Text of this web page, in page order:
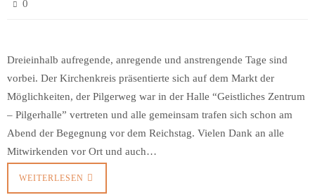
0
Dreieinhalb aufregende, anregende und anstrengende Tage sind
vorbei. Der Kirchenkreis präsentierte sich auf dem Markt der
Möglichkeiten, der Pilgerweg war in der Halle “Geistliches Zentrum
– Pilgerhalle” vertreten und alle gemeinsam trafen sich schon am
Abend der Begegnung vor dem Reichstag. Vielen Dank an alle
Mitwirkenden vor Ort und auch…
WEITERLESEN